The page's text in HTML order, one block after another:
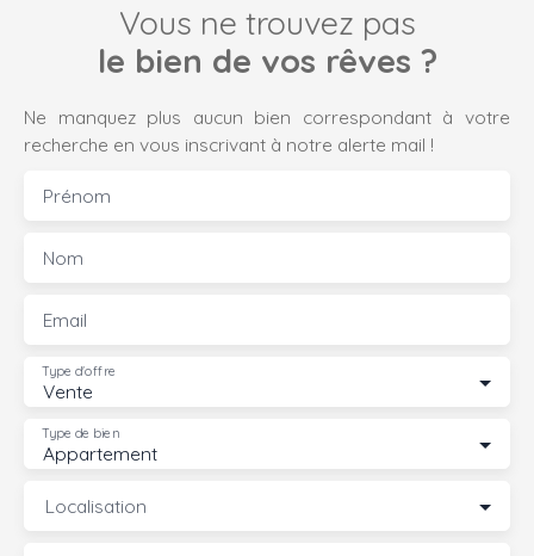
Vous ne trouvez pas
le bien de vos rêves ?
Ne manquez plus aucun bien correspondant à votre
recherche en vous inscrivant à notre alerte mail !
Prénom
Nom
Email
Vente
Type d'offre
Appartement
Type de bien
Localisation